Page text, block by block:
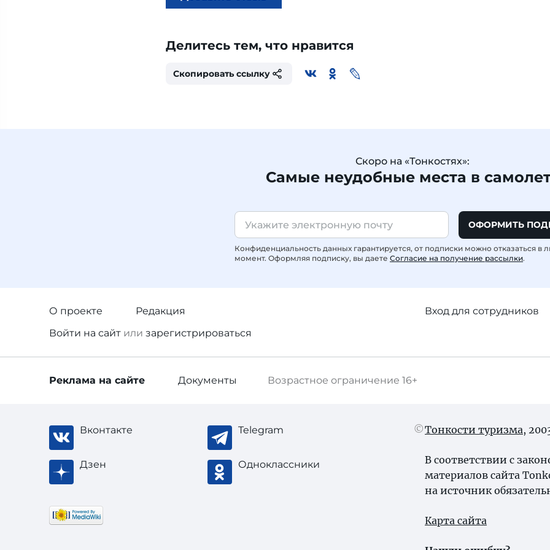
Делитесь тем, что нравится
Скопировать ссылку
Скоро на «Тонкостях»:
Самые неудобные места в
ОФОРМИТЬ
Конфиденциальность данных гарантируется, от подписки можно отказаться в
момент. Оформляя подписку, вы даете Согласие на получение рассылки.
О проекте
Редакция
Войти на сайт или зарегистрироваться
Вход для сотрудников
Возрастное ограничение 16+
Реклама на сайте Документы
Вконтакте Telegram
Дзен Одноклассники
Тонкости туризма,
В соответствии с
материалов сайта
на источник
Карта сайта